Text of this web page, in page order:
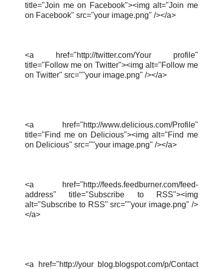
title="Join me on Facebook"><img alt="Join me
on Facebook" src="your image.png" /></a>
<a href="http://twitter.com/Your profile"
title="Follow me on Twitter"><img alt="Follow me
on Twitter" src=""your image.png" /></a>
<a href="http://www.delicious.com/Profile"
title="Find me on Delicious"><img alt="Find me
on Delicious" src=""your image.png" /></a>
<a href="http://feeds.feedburner.com/feed-
address" title="Subscribe to RSS"><img
alt="Subscribe to RSS" src=""your image.png" />
</a>
<a href="http://your blog.blogspot.com/p/Contact